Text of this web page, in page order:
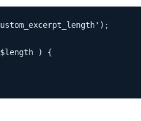
$length ) {